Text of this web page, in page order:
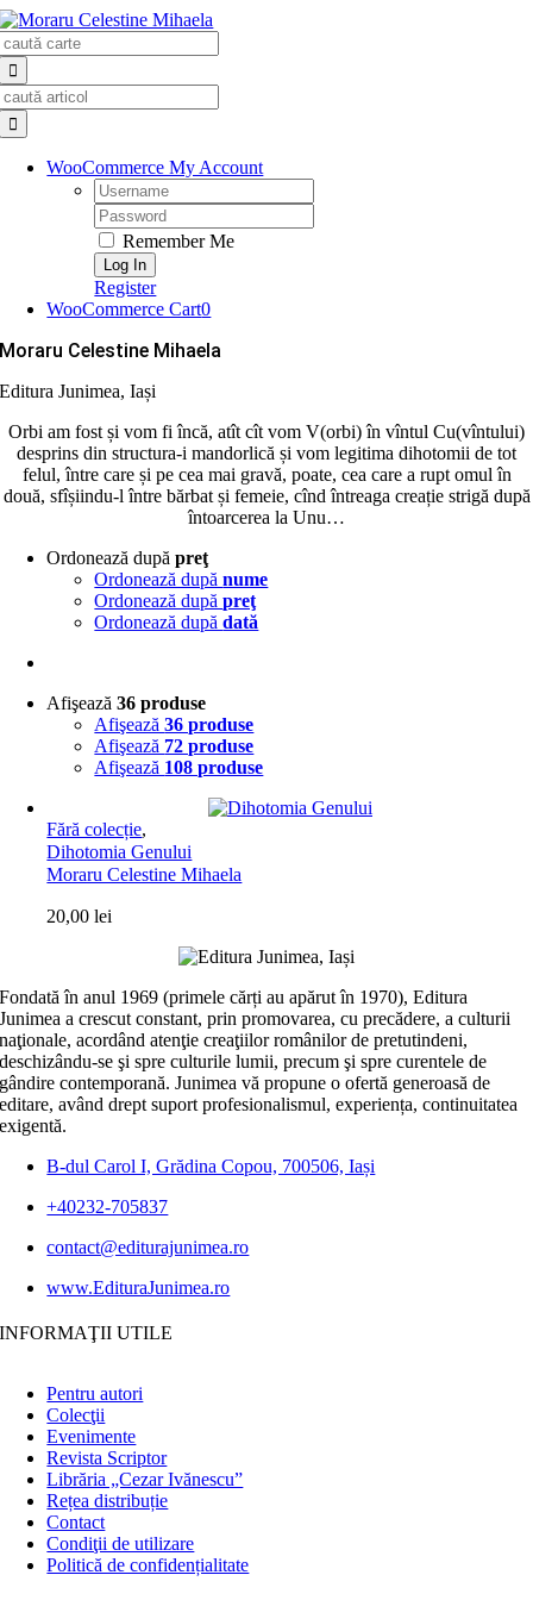
Skip
to
content
WooCommerce My Account
Username:
Password:
Remember Me
Register
WooCommerce Cart0
Moraru Celestine Mihaela
Editura Junimea, Iași
Orbi am fost și vom fi încă, atît cît vom V(orbi) în vîntul Cu(vîntului)
desprins din structura-i mandorlică și vom legitima dihotomii de tot
felul, între care și pe cea mai gravă, poate, cea care a rupt omul în
două, sfîșiindu-l între bărbat și femeie, cînd întreaga creație strigă după
întoarcerea la Unu…
Ordonează dupăpreţ
Ordonează dupănume
Ordonează dupăpreţ
Ordonează dupădată
Afişează36 produse
Afişează36 produse
Afişează 72 produse
Afişează 108 produse
Fără colecție,
Dihotomia Genului
Moraru Celestine Mihaela
20,00lei
Fondată în anul 1969 (primele cărți au apărut în 1970), Editura
Junimea a crescut constant, prin promovarea, cu precădere, a culturii
naţionale, acordând atenţie creaţiilor românilor de pretutindeni,
deschizându-se şi spre culturile lumii, precum şi spre curentele de
gândire contemporană. Junimea vă propune o ofertă generoasă de
editare, având drept suport profesionalismul, experiența, continuitatea
exigentă.
B-dul Carol I, Grădina Copou, 700506, Iași
+40232-705837
contact@editurajunimea.ro
www.EdituraJunimea.ro
INFORMAŢII UTILE
Pentru autori
Colecţii
Evenimente
Revista Scriptor
Librăria „Cezar Ivănescu”
Rețea distribuție
Contact
Condiţii de utilizare
Politică de confidențialitate